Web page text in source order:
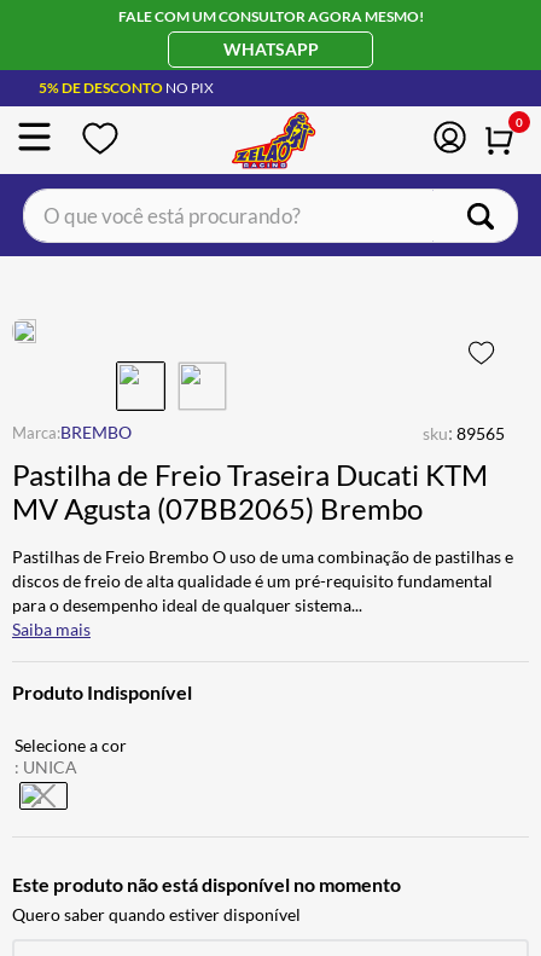
FALE COM UM CONSULTOR AGORA MESMO!
WHATSAPP
5% DE DESCONTO NO PIX
0
O que você está procurando?
BREMBO sku: 89565
Pastilha de Freio Traseira Ducati KTM
MV Agusta (07BB2065) Brembo
Pastilhas de Freio Brembo O uso de uma combinação de pastilhas e
discos de freio de alta qualidade é um pré-requisito fundamental
para o desempenho ideal de qualquer sistema...
Saiba mais
Produto Indisponível
: UNICA
Este produto não está disponível no momento
Quero saber quando estiver disponível
JAQUETA
4º ÓCULOS SOLAR
5º LUVA
6 BAU
7º CALÇA
8º ALPINESTAR
9º AIROH
10º BOTAS